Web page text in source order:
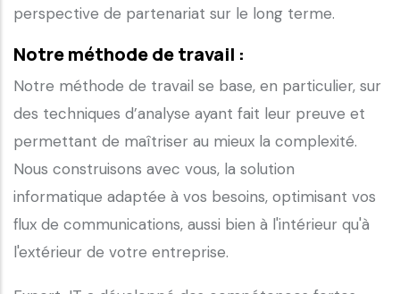
perspective de partenariat sur le long terme.
Notre méthode de travail :
Notre méthode de travail se base, en particulier, sur
des techniques d’analyse ayant fait leur preuve et
permettant de maîtriser au mieux la complexité.
Nous construisons avec vous, la solution
informatique adaptée à vos besoins, optimisant vos
flux de communications, aussi bien à l'intérieur qu'à
l'extérieur de votre entreprise.